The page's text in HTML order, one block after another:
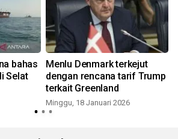
bahas
Selat
Menlu Denmark terkejut
dengan rencana tarif Trump
terkait Greenland
Minggu, 18 Januari 2026